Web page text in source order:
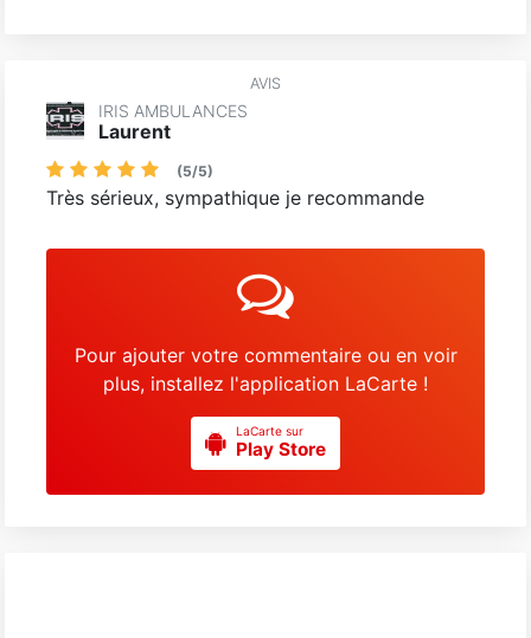
AVIS
IRIS AMBULANCES
Laurent
(5/5)
Très sérieux, sympathique je recommande
Pour ajouter votre commentaire ou en voir
plus, installez l'application LaCarte !
LaCarte sur
Play Store